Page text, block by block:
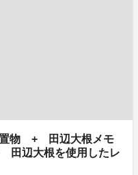
置物 + 田辺大根メモ
辺大根を使用したレ